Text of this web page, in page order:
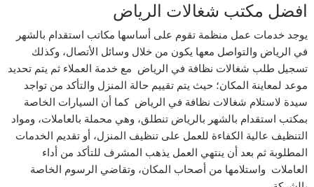
افضل مكتب شغالات الریاض
يوجد خدمات عمل منظمة تقوم على أساسها مكاتب استقدام بالشھر
في الریاض والتواصل معها يكون من خلال وسائل الأتصال، وكذلك
تسجيل طلب شغالات نظافة في الریاض مع خدمة العملاء ثم يتم تحديد
موعد لمعاينة المكان؛ حيث يتم تقييم حالة المنزل والتأكد من تواجد
سيدة لاستلام شغالات نظافة في الریاض كما أن السيارات الخاصة
بمكتب استقدام بالشھر بالریاض تنطلق، وهي محملة بالعاملات، ومواد
التنظيف عالية الكفاءة للعمل على تنظيف المنزل، أو تقديم الخدمات
المطلوبة ثم بعد أن ينتهي العمل يذهب المشرف للتأكد من أداء
العاملات واستلامها من أصحاب المكان، وتقاضي الرسوم الخاصة